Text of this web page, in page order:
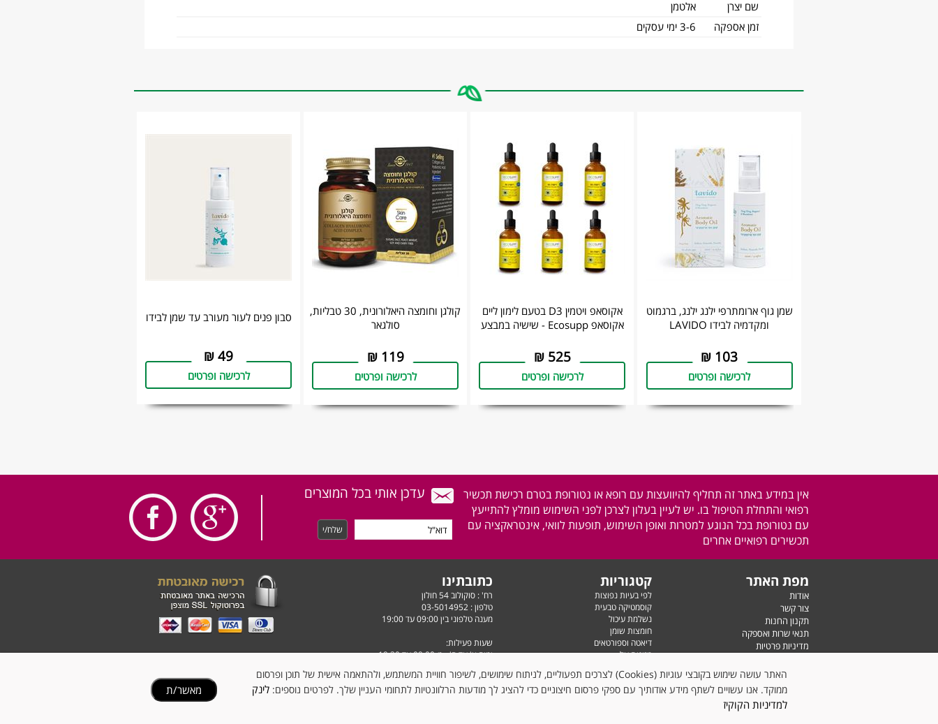
שם יצרן
אלטמן
זמן אספקה
3-6 ימי עסקים
‎שמן גוף ארומתרפי ילנג ילנג, ברגמוט
ומקדמיה לבידו LAVIDO
103
₪
לרכישה ופרטים
אקוסאפ ויטמין D3 בטעם לימון ליים
אקוסאפ Ecosupp - שישיה במבצע
525
₪
לרכישה ופרטים
קולגן וחומצה היאלורונית, 30 טבליות,
סולגאר
119
₪
לרכישה ופרטים
סבון פנים לעור מעורב עד שמן לבידו
49
₪
לרכישה ופרטים
אין במידע באתר זה תחליף להיוועצות עם רופא או נטורופת בטרם רכישת תכשיר
רפואי והתחלת הטיפול בו. יש לעיין בעלון לצרכן לפני השימוש מומלץ להתייעץ
עם נטורופת בכל הנוגע למטרות ואופן השימוש, תופעות לוואי, אינטראקציה עם
תכשירים רפואיים אחרים
עדכן אותי בכל המוצרים
מפת האתר
אודות
צור קשר
תקנון החנות
תנאי שרות ואספקה
מדיניות פרטיות
הרשמת לקוחות
מפת אתר
קטגוריות
לפי בעיות נפוצות
קוסמטיקה טבעית
נשלמת עיכול
חומצות שומן
דיאטה וספורטאים
מזונות על
ויטמינים ומינרלים
כתובתינו
רח' : סוקולוב 54 חולון
טלפון : 03-5014952
מענה טלפוני בין 09:00 עד 19:00
שעות פעילות:
ימים א' עד ה' - מ-09:00 עד 19:30
נבנה על-ידי סטארויזיןבניית אתרים
האתר עושה שימוש בקובצי עוגיות (Cookies) לצרכים תפעוליים, לניתוח שימושים, לשיפור חוויית המשתמש, ולהתאמה אישית של תוכן ופרסום
ממוקד. אנו עשויים לשתף מידע אודותיך עם ספקי פרסום חיצוניים כדי להציג לך מודעות הרלוונטיות לתחומי העניין שלך. לפרטים נוספים: לינק
למדיניות הקוקיז
מאשר/ת